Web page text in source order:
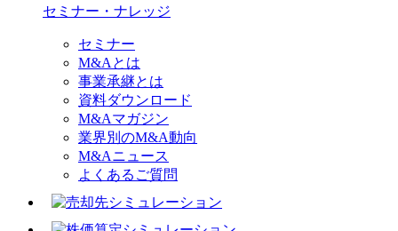
セミナー・ナレッジ
セミナー
M&Aとは
事業承継とは
資料ダウンロード
M&Aマガジン
業界別のM&A動向
M&Aニュース
よくあるご質問